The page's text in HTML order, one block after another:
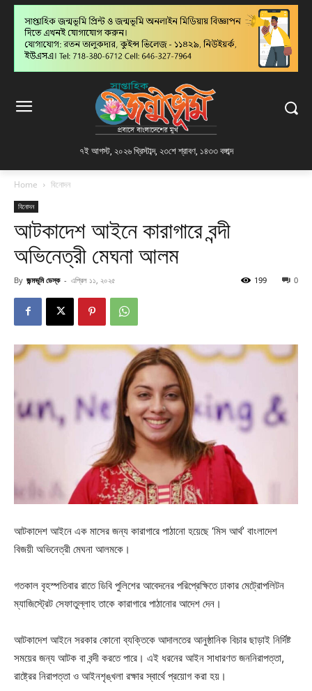
৭ই আগস্ট, ২০২৬ খ্রিস্টাব্দ, ২৩শে শ্রাবণ, ১৪৩৩ বঙ্গাব্দ
Home বিনোদন
বিনোদন
আটকাদেশ আইনে কারাগারে বন্দী
অভিনেত্রী মেঘনা আলম
By জন্মভূমি ডেস্ক - এপ্রিল ১১, ২০২৫ 0
199
আটকাদেশ আইনে এক মাসের জন্য কারাগারে পাঠানো হয়েছে ‘মিস আর্থ’ বাংলাদেশ
বিজয়ী অভিনেত্রী মেঘনা আলমকে।
গতকাল বৃহস্পতিবার রাতে ডিবি পুলিশের আবেদনের পরিপ্রেক্ষিতে ঢাকার মেট্রোপলিটন
ম্যাজিস্ট্রেট সেফাতুল্লাহ তাকে কারাগারে পাঠানোর আদেশ দেন।
আটকাদেশ আইনে সরকার কোনো ব্যক্তিকে আদালতের আনুষ্ঠানিক বিচার ছাড়াই নির্দিষ্ট
সময়ের জন্য আটক বা বন্দী করতে পারে। এই ধরনের আইন সাধারণত জননিরাপত্তা,
রাষ্ট্রের নিরাপত্তা ও আইনশৃঙ্খলা রক্ষার স্বার্থে প্রয়োগ করা হয়।